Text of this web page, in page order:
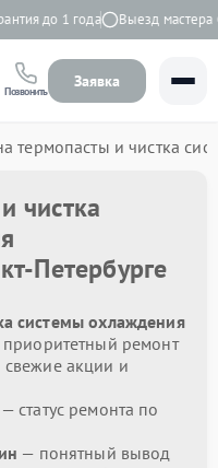
до 1 года Выезд мастера
Позвонить
Заявка
термопасты и чистка
чистка
Петербурге
системы охлаждения
ремонт
свежие акции и
— статус ремонта по
— понятный вывод